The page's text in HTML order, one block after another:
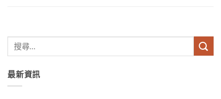
最新資訊